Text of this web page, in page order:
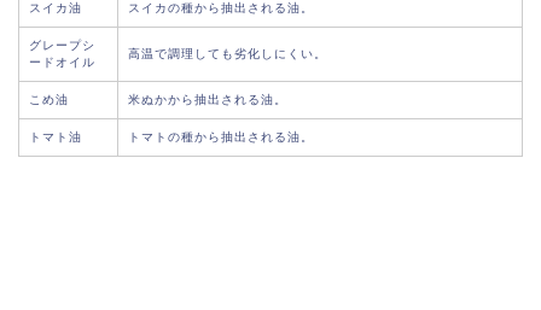
スイカ油 スイカの種から抽出される油。
グレープシ
ードオイル
高温で調理しても劣化しにくい。
こめ油 米ぬかから抽出される油。
トマト油 トマトの種から抽出される油。